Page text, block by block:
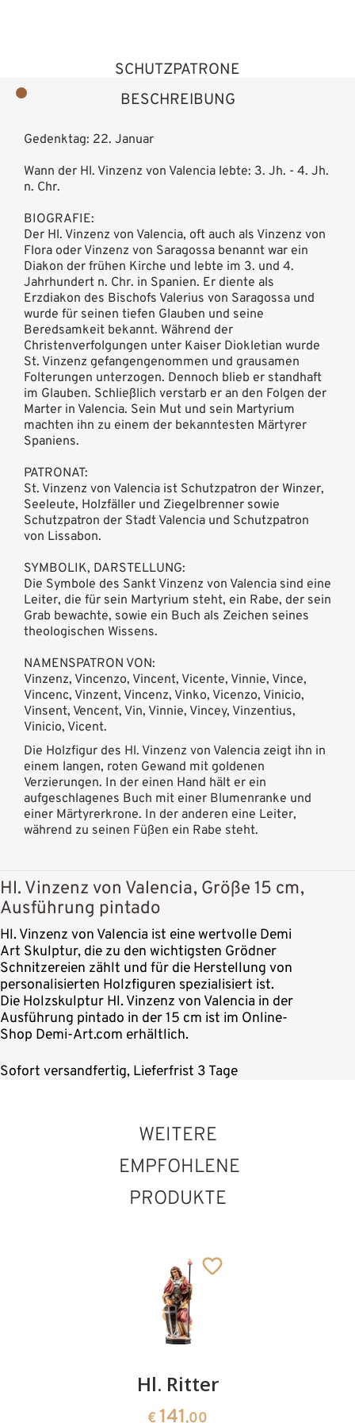
BESCHREIBUNG
SCHUTZPATRONE
Gedenktag: 22. Januar
Wann der Hl. Vinzenz von Valencia lebte: 3. Jh. - 4. Jh.
n. Chr.
BIOGRAFIE:
Der Hl. Vinzenz von Valencia, oft auch als Vinzenz von
Flora oder Vinzenz von Saragossa benannt war ein
Diakon der frühen Kirche und lebte im 3. und 4.
Jahrhundert n. Chr. in Spanien. Er diente als
Erzdiakon des Bischofs Valerius von Saragossa und
wurde für seinen tiefen Glauben und seine
Beredsamkeit bekannt. Während der
Christenverfolgungen unter Kaiser Diokletian wurde
St. Vinzenz gefangengenommen und grausamen
Folterungen unterzogen. Dennoch blieb er standhaft
im Glauben. Schließlich verstarb er an den Folgen der
Marter in Valencia. Sein Mut und sein Martyrium
machten ihn zu einem der bekanntesten Märtyrer
Spaniens.
PATRONAT:
St. Vinzenz von Valencia ist Schutzpatron der Winzer,
Seeleute, Holzfäller und Ziegelbrenner sowie
Schutzpatron der Stadt Valencia und Schutzpatron
von Lissabon.
SYMBOLIK, DARSTELLUNG:
Die Symbole des Sankt Vinzenz von Valencia sind eine
Leiter, die für sein Martyrium steht, ein Rabe, der sein
Grab bewachte, sowie ein Buch als Zeichen seines
theologischen Wissens.
NAMENSPATRON VON:
Vinzenz, Vincenzo, Vincent, Vicente, Vinnie, Vince,
Vincenc, Vinzent, Vincenz, Vinko, Vicenzo, Vinicio,
Vinsent, Vencent, Vin, Vinnie, Vincey, Vinzentius,
Vinicio, Vicent.
Die Holzfigur des Hl. Vinzenz von Valencia zeigt ihn in
einem langen, roten Gewand mit goldenen
Verzierungen. In der einen Hand hält er ein
aufgeschlagenes Buch mit einer Blumenranke und
einer Märtyrerkrone. In der anderen eine Leiter,
während zu seinen Füßen ein Rabe steht.
Hl. Vinzenz von Valencia, Größe 15 cm,
Ausführung pintado
Hl. Vinzenz von Valencia ist eine wertvolle Demi
Art Skulptur, die zu den wichtigsten Grödner
Schnitzereien zählt und für die Herstellung von
personalisierten Holzfiguren spezialisiert ist.
Die Holzskulptur Hl. Vinzenz von Valencia in der
Ausführung pintado in der 15 cm ist im Online-
Shop Demi-Art.com erhältlich.
Sofort versandfertig, Lieferfrist 3 Tage
WEITERE
EMPFOHLENE
PRODUKTE
Hl. Ritter
€ 141,00